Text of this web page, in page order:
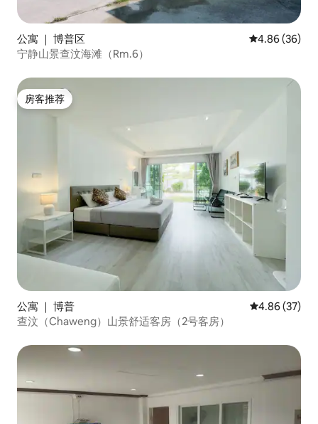
公寓 ｜ 博普区 平均评分 4.86
4.86 (36)
宁静山景查汶海滩（Rm.6）
房客推荐
房客推荐
公寓 ｜ 博普 平均评分
4.86 (37)
查汶（Chaweng）山景舒适客房（2号客房）